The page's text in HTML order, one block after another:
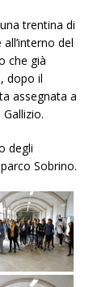
trentina di
del
che già
dopo il
assegnata a
degli
Sobrino.